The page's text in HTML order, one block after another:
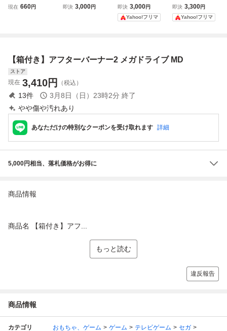
2 メガドライブ M
現在 660円
ーナーⅡ◆箱説あ
即決 3,000円
バーナー コンプリ
ート 【32X】箱の
み
即決 3,000円
Yahoo!フリマ
フターバーナーⅡ
即決 3,300円
Yahoo!フリマ
【箱付き】アフターバーナー2 メガドライブ MD
ストア
現在 3,410円 （税込）
13件 3月8日（日）23時2分 終了
やや傷や汚れあり
あなただけの特別なクーポンを受け取れます 詳細
5,000円相当、落札価格がお得に
商品情報
商品名 【箱付き】アフ...
もっと読む
違反報告
商品情報
カテゴリ おもちゃ、ゲーム ゲーム テレビゲーム
セガ